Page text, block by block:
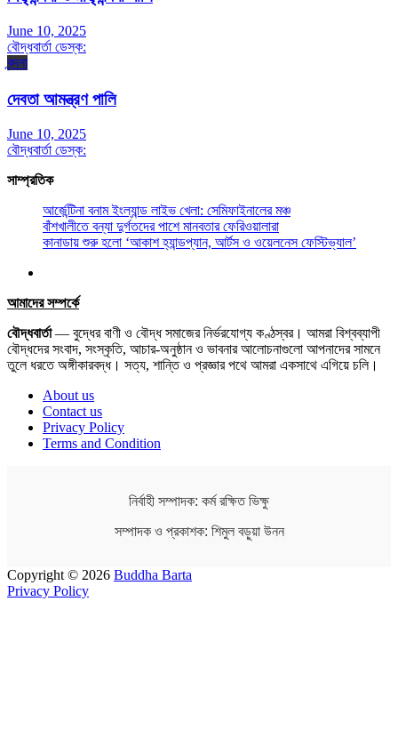
June 10, 2025
বৌদ্ধবার্তা ডেস্ক:
বন্দনা
দেবতা আমন্ত্রণ পালি
June 10, 2025
বৌদ্ধবার্তা ডেস্ক:
সাম্প্রতিক
আর্জেন্টিনা বনাম ইংল্যান্ড লাইভ খেলা: সেমিফাইনালের মঞ্চ
বাঁশখালীতে বন্যা দুর্গতদের পাশে মানবতার ফেরিওয়ালারা
কানাডায় শুরু হলো ‘আকাশ হ্যান্ডপ্যান, আর্টস ও ওয়েলনেস ফেস্টিভ্যাল’
আমাদের সম্পর্কে
বৌদ্ধবার্তা— বুদ্ধের বাণী ও বৌদ্ধ সমাজের নির্ভরযোগ্য কণ্ঠস্বর। আমরা বিশ্বব্যাপী
বৌদ্ধদের সংবাদ, সংস্কৃতি, আচার-অনুষ্ঠান ও ভাবনার আলোচনাগুলো আপনাদের সামনে
তুলে ধরতে অঙ্গীকারবদ্ধ। সত্য, শান্তি ও প্রজ্ঞার পথে আমরা একসাথে এগিয়ে চলি।
About us
Contact us
Privacy Policy
Terms and Condition
নির্বাহী সম্পাদক: কর্ম রক্ষিত ভিক্ষু
সম্পাদক ও প্রকাশক: শিমুল বড়ুয়া উনন
Copyright © 2026 Buddha Barta
Privacy Policy